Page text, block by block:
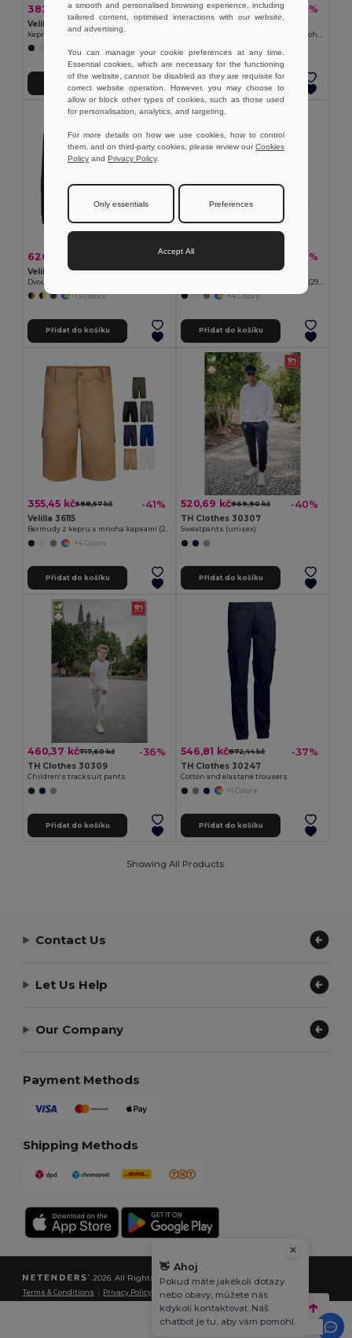
382,72 kč609,21 kč -37%
Velilla 36116
554,43 kč941,54 kč -41%
Přidat do košíku
626,31 kč -40%
Velilla 36018
+3 Colors
Přidat do košíku
687,32 kč -46%
Velilla 36008
+4 Colors
Přidat do košíku
355,45 kč598,57 kč -41%
Velilla 36115
Bermudy z kepru s mnoha kapsami (200 g/m²), z bavlny (35 %) a polyesteru (65 %)
+4 Colors
Přidat do košíku
520,69 kč869,90 kč -40%
TH Clothes 30307
Sweatpants (unisex)
Přidat do košíku
460,37 kč717,60 kč -36%
TH Clothes 30309
Children's tracksuit pants
Přidat do košíku
546,81 kč872,44 kč -37%
TH Clothes 30247
Cotton and elastane trousers
+1 Colors
Přidat do košíku
Showing All Products.
Contact Us
Let Us Help
Our Company
Payment Methods
Shipping Methods
2026. All Rights Reserved
Terms & Conditions Privacy Policy |Cookies Policy |Site Map
a smooth and personalised browsing experience, including
tailored content, optimised interactions with our website,
and advertising.
You can manage your cookie preferences at any time.
Essential cookies, which are necessary for the functioning
of the website, cannot be disabled as they are requisite for
correct website operation. However, you may choose to
allow or block other types of cookies, such as those used
for personalisation, analytics, and targeting.
For more details on how we use cookies, how to control
them, and on third-party cookies, please review ourCookies
Policy and Privacy Policy.
Only essentials Preferences
Accept All
👋 Ahoj
Pokud máte jakékoli dotazy
nebo obavy, můžete nás
kdykoli kontaktovat. Náš
chatbot je tu, aby vám pomohl.